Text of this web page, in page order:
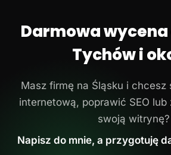
Darmowa
Tychów i
Masz firmę na Śląsku i
internetową, poprawić SEO
swoją witrynę?
Napisz do mnie, a przygotuję